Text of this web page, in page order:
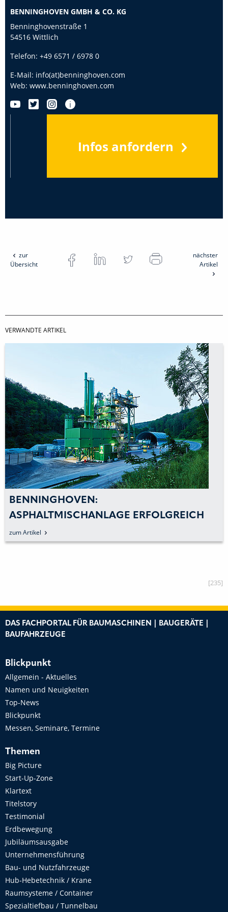
BENNINGHOVEN GMBH & CO. KG
Benninghovenstraße 1
54516 Wittlich
Telefon: +49 6571 / 6978 0
E-Mail: info(at)benninghoven.com
Web: www.benninghoven.com
Infos anfordern
zur
Übersicht
nächster
Artikel
VERWANDTE ARTIKEL
BENNINGHOVEN:
ASPHALTMISCHANLAGE ERFOLGREICH
TEILERNEUERT
zum Artikel
[235]
DAS FACHPORTAL FÜR BAUMASCHINEN | BAUGERÄTE |
BAUFAHRZEUGE
Blickpunkt
Allgemein - Aktuelles
Namen und Neuigkeiten
Top-News
Blickpunkt
Messen, Seminare, Termine
Themen
Big Picture
Start-Up-Zone
Klartext
Titelstory
Testimonial
Erdbewegung
Jubiläumsausgabe
Unternehmensführung
Bau- und Nutzfahrzeuge
Hub-Hebetechnik / Krane
Raumsysteme / Container
Spezialtiefbau / Tunnelbau